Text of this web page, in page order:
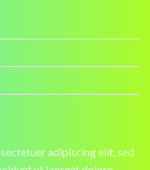
adipiscing elit, sed